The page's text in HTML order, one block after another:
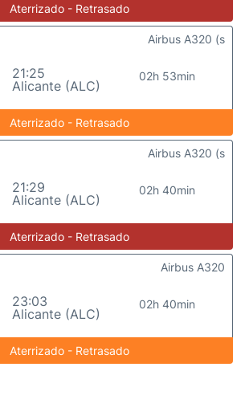
Aterrizado - Retrasado
21:25
Alicante (ALC)
02h 53min
Airbus A320 (s
Aterrizado - Retrasado
21:29
Alicante (ALC)
02h 40min
Airbus A320 (s
Aterrizado - Retrasado
23:03
Alicante (ALC)
02h 40min
Airbus A320
Aterrizado - Retrasado